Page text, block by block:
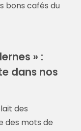
bons cafés du
» :
dans nos
des
des mots de